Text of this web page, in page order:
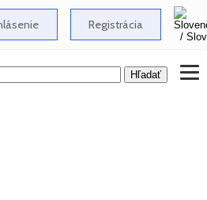
Registrácia